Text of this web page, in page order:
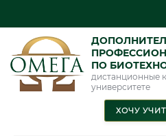
ПО
дистанционные
университете
ХОЧУ